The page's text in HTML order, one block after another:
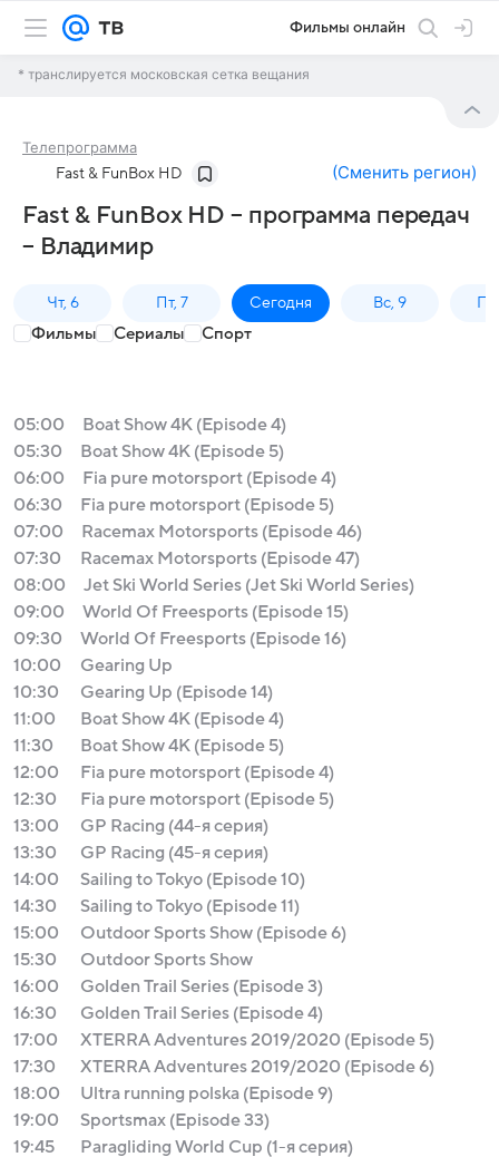
Фильмы онлайн
* транслируется московская сетка вещания
Телепрограмма
Fast & FunBox HD (Сменить регион)
Fast & FunBox HD – программа передач
– Владимир
Чт, 6 Пт, 7 Сегодня Вс, 9
Фильмы Сериалы Спорт
05:00
Boat Show 4K (Episode 4)
05:30
Boat Show 4K (Episode 5)
06:00
Fia pure motorsport (Episode 4)
06:30
Fia pure motorsport (Episode 5)
07:00
Racemax Motorsports (Episode 46)
07:30
Racemax Motorsports (Episode 47)
08:00
Jet Ski World Series (Jet Ski World Series)
09:00
World Of Freesports (Episode 15)
09:30
World Of Freesports (Episode 16)
10:00
Gearing Up
10:30
Gearing Up (Episode 14)
11:00
Boat Show 4K (Episode 4)
11:30
Boat Show 4K (Episode 5)
12:00
Fia pure motorsport (Episode 4)
12:30
Fia pure motorsport (Episode 5)
13:00
GP Racing (44-я серия)
13:30
GP Racing (45-я серия)
14:00
Sailing to Tokyo (Episode 10)
14:30
Sailing to Tokyo (Episode 11)
15:00
Outdoor Sports Show (Episode 6)
15:30
Outdoor Sports Show
16:00
Golden Trail Series (Episode 3)
16:30
Golden Trail Series (Episode 4)
17:00
XTERRA Adventures 2019/2020 (Episode 5)
17:30
XTERRA Adventures 2019/2020 (Episode 6)
18:00
Ultra running polska (Episode 9)
19:00
Sportsmax (Episode 33)
19:45
Paragliding World Cup (1-я серия)